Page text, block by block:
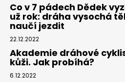
Co v 7 pádech Dědek
už rok: dráha vysochá
naučí jezdit
22.12.2022
Akademie dráhové
kůži. Jak probíhá?
6.12.2022